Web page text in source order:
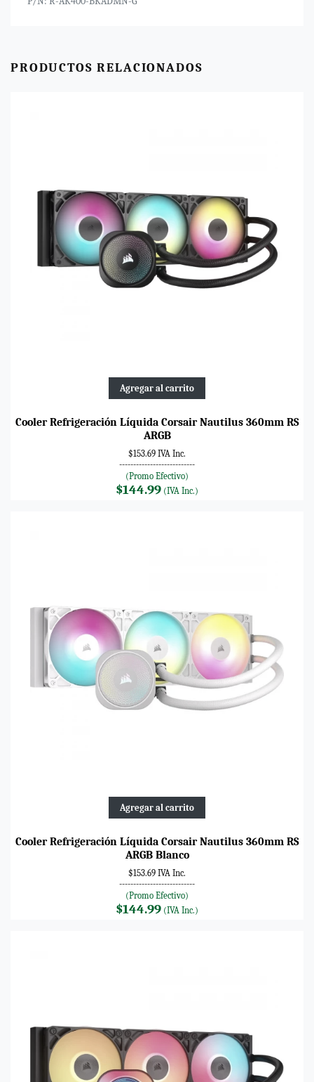
PRODUCTOS RELACIONADOS
Agregar al carrito
Cooler Refrigeración Líquida Corsair Nautilus 360mm RS
ARGB
$153.69 IVA Inc.
---------------------------
(Promo Efectivo)
$144.99 (IVA Inc.)
Agregar al carrito
Cooler Refrigeración Líquida Corsair Nautilus 360mm RS
ARGB Blanco
$153.69 IVA Inc.
---------------------------
(Promo Efectivo)
$144.99 (IVA Inc.)